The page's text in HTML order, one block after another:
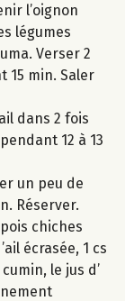
l’oignon
légumes
Verser 2
15 min. Saler
dans 2 fois
12 à 13
un peu de
Réserver.
chiches
écrasée, 1 cs
le jus d’